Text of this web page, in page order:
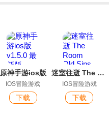
原神手游ios版
IOS冒险游戏
下载
迷室往逝 The Room Old Sins官方中文版IOS版手游
IOS冒险游戏
下载